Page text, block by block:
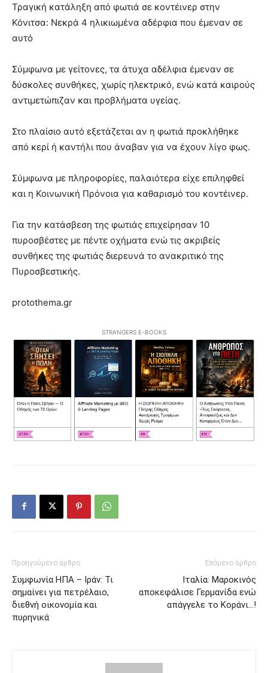
Τραγική κατάληξη από φωτιά σε κοντέινερ στην
Κόνιτσα: Νεκρά 4 ηλικιωμένα αδέρφια που έμεναν σε
αυτό
Σύμφωνα με γείτονες, τα άτυχα αδέλφια έμεναν σε
δύσκολες συνθήκες, χωρίς ηλεκτρικό, ενώ κατά καιρούς
αντιμετώπιζαν και προβλήματα υγείας.
Στο πλαίσιο αυτό εξετάζεται αν η φωτιά προκλήθηκε
από κερί ή καντήλι που άναβαν για να έχουν λίγο φως.
Σύμφωνα με πληροφορίες, παλαιότερα είχε επιληφθεί
και η Κοινωνική Πρόνοια για καθαρισμό του κοντέινερ.
Για την κατάσβεση της φωτιάς επιχείρησαν 10
πυροσβέστες με πέντε οχήματα ενώ τις ακριβείς
συνθήκες της φωτιάς διερευνά το ανακριτικό της
Πυροσβεστικής.
protothema.gr
STRANGERS E-BOOKS
Προηγούμενο άρθρο
Συμφωνία ΗΠΑ – Ιράν: Τι
σημαίνει για πετρέλαιο,
διεθνή οικονομία και
πυρηνικά
Επόμενο άρθρο
Ιταλία: Μαροκινός
αποκεφάλισε Γερμανίδα ενώ
απάγγελε το Κοράνι…!